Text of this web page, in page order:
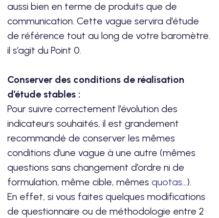
aussi bien en terme de produits que de
communication. Cette vague servira d’étude
de référence tout au long de votre baromètre.
il s’agit du Point 0.
Conserver des conditions de réalisation
d’étude stables :
Pour suivre correctement l’évolution des
indicateurs souhaités, il est grandement
recommandé de conserver les mêmes
conditions d’une vague à une autre (mêmes
questions sans changement d’ordre ni de
formulation, même cible, mêmes quotas…).
En effet, si vous faites quelques modifications
de questionnaire ou de méthodologie entre 2